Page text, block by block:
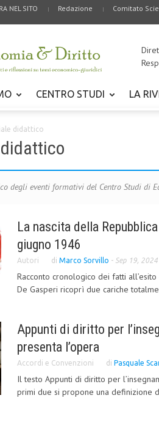
NEL SITO Redazione Comitato
CENTRO STUDI LA
didattico
degli eventi formativi del Centro Studi di
La nascita della
giugno 1946
Autori di Marco Sorvillo - Sep 19, 2024
Racconto cronologico dei fatti
De Gasperi ricoprì due cariche
Appunti di diritto per
presenta l’opera
Accordi e Convenzioni di Pasquale
Il testo Appunti di diritto per
primi due si propone una definizione